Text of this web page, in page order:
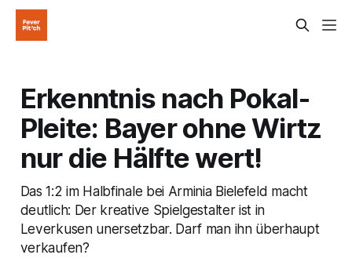
Erkenntnis nach Pokal-
Pleite: Bayer ohne Wirtz
nur die Hälfte wert!
Das 1:2 im Halbfinale bei Arminia Bielefeld macht
deutlich: Der kreative Spielgestalter ist in
Leverkusen unersetzbar. Darf man ihn überhaupt
verkaufen?